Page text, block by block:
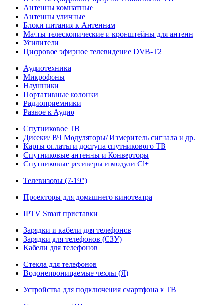
Антенны комнатные
Антенны уличные
Блоки питания к Антеннам
Мачты телескопические и кронштейны для антенн
Усилители
Цифровое эфирное телевидение DVB-Т2
Аудиотехника
Микрофоны
Наушники
Портативные колонки
Радиоприемники
Разное к Аудио
Спутниковое ТВ
Дисеки/ ВЧ Модуляторы/ Измеритель сигнала и др.
Карты оплаты и доступа спутникового ТВ
Спутниковые антенны и Конверторы
Спутниковые ресиверы и модули Cl+
Телевизоры (7-19")
Проекторы для домашнего кинотеатра
IPTV Smart приставки
Зарядки и кабели для телефонов
Зарядки для телефонов (СЗУ)
Кабели для телефонов
Стекла для телефонов
Водонепроницаемые чехлы (Я)
Устройства для подключения смартфона к ТВ